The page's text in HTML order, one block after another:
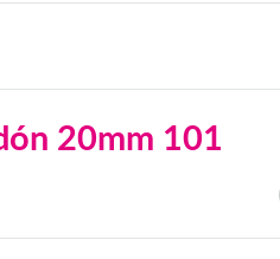
20mm 101